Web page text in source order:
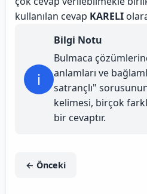
kullanılan cevap KARELI
i
Bilgi Notu
Bulmaca
anlamları ve
satrançlı"
kelimesi, birçok
bir cevaptır.
← Önceki